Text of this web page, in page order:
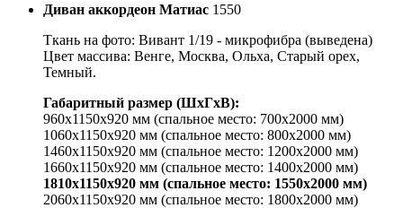
Диван аккордеон Матиас 1550
Ткань на фото: Вивант 1/19 - микрофибра (выведена)
Цвет массива: Венге, Москва, Ольха, Старый орех,
Темный.
Габаритный размер (ШхГхВ):
960х1150х920 мм (спальное место: 700х2000 мм)
1060х1150х920 мм (спальное место: 800x2000 мм)
1460х1150х920 мм (спальное место: 1200x2000 мм)
1660х1150х920 мм (спальное место: 1400x2000 мм)
1810х1150х920 мм (спальное место: 1550x2000 мм)
2060х1150х920 мм (спальное место: 1800x2000 мм)